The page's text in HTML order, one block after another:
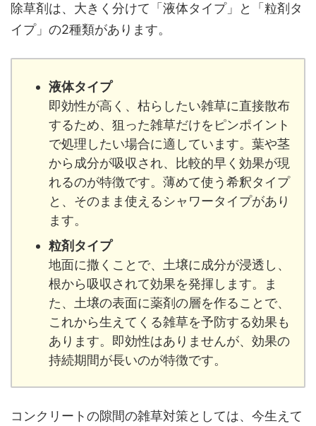
除草剤は、大きく分けて「液体タイプ」と「粒剤タ
イプ」の2種類があります。
液体タイプ
即効性が高く、枯らしたい雑草に直接散布
するため、狙った雑草だけをピンポイント
で処理したい場合に適しています。葉や茎
から成分が吸収され、比較的早く効果が現
れるのが特徴です。薄めて使う希釈タイプ
と、そのまま使えるシャワータイプがあり
ます。
粒剤タイプ
地面に撒くことで、土壌に成分が浸透し、
根から吸収されて効果を発揮します。ま
た、土壌の表面に薬剤の層を作ることで、
これから生えてくる雑草を予防する効果も
あります。即効性はありませんが、効果の
持続期間が長いのが特徴です。
コンクリートの隙間の雑草対策としては、今生えて